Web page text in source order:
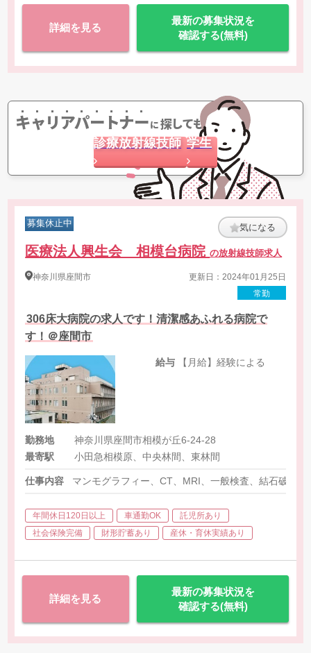
詳細を見る
最新の募集状況を
確認する(無料)
キャリアパートナーに探してもらう
診療放射線技師 学生
募集休止中 気になる
医療法人興生会 相模台病院の放射線技師求人
神奈川県座間市
更新日：2024年01月25日
常勤
306床大病院の求人です！清潔感あふれる病院で
す！＠座間市
給与 【月給】経験による
勤務地
神奈川県座間市相模が丘6-24-28
最寄駅
小田急相模原、中央林間、東林間
仕事内容 マンモグラフィー、CT、MRI、一般検査、結石破砕
年間休日120日以上 車通勤OK
託児所あり
社会保険完備
財形貯蓄あり 産休・育休実績あり
詳細を見る
最新の募集状況を
確認する(無料)